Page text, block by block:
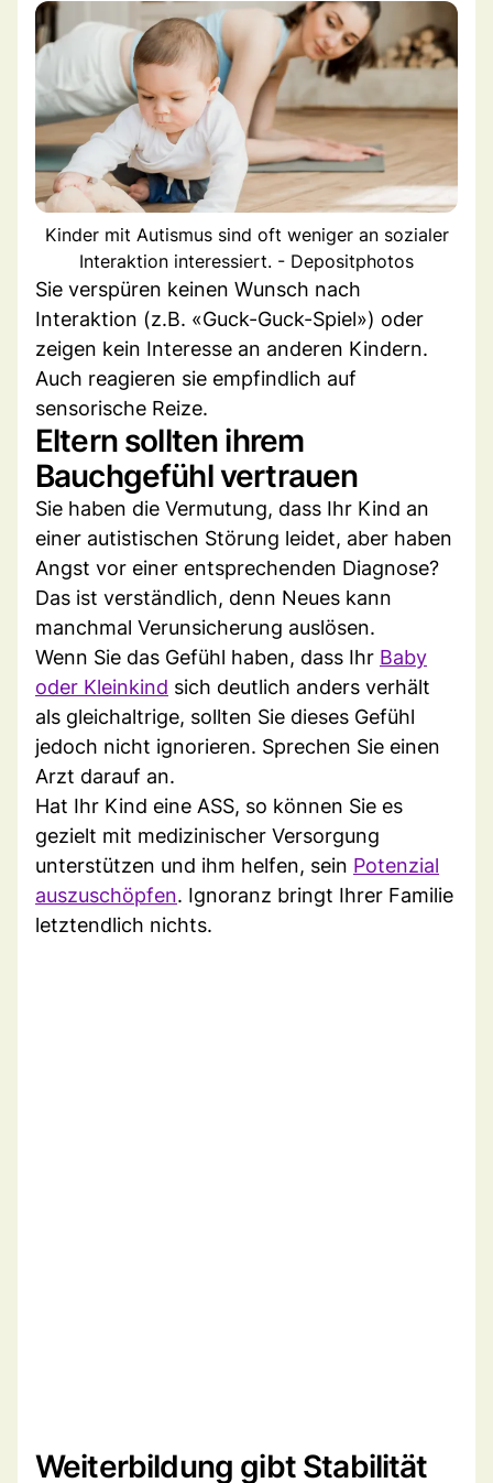
Kinder mit Autismus sind oft weniger an sozialer
Interaktion interessiert. - Depositphotos
Sie verspüren keinen Wunsch nach
Interaktion (z.B. «Guck-Guck-Spiel») oder
zeigen kein Interesse an anderen Kindern.
Auch reagieren sie empfindlich auf
sensorische Reize.
Eltern sollten ihrem
Bauchgefühl vertrauen
Sie haben die Vermutung, dass Ihr Kind an
einer autistischen Störung leidet, aber haben
Angst vor einer entsprechenden Diagnose?
Das ist verständlich, denn Neues kann
manchmal Verunsicherung auslösen.
Wenn Sie das Gefühl haben, dass Ihr Baby
oder Kleinkind sich deutlich anders verhält
als gleichaltrige, sollten Sie dieses Gefühl
jedoch nicht ignorieren. Sprechen Sie einen
Arzt darauf an.
Hat Ihr Kind eine ASS, so können Sie es
gezielt mit medizinischer Versorgung
unterstützen und ihm helfen, sein Potenzial
auszuschöpfen. Ignoranz bringt Ihrer Familie
letztendlich nichts.
Weiterbildung gibt Stabilität